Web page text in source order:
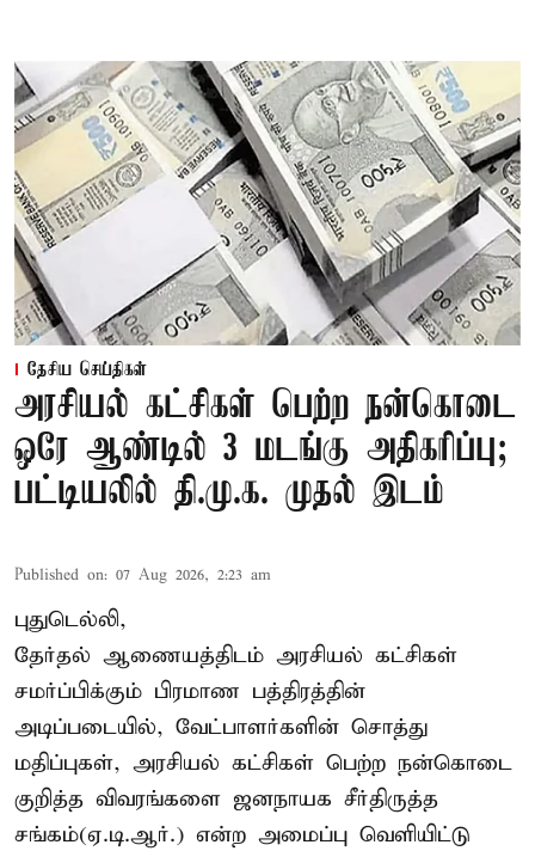
தேசிய செய்திகள்
அரசியல் கட்சிகள் பெற்ற நன்கொடை
ஒரே ஆண்டில் 3 மடங்கு அதிகரிப்பு;
பட்டியலில் தி.மு.க. முதல் இடம்
Published on: 07 Aug 2026, 2:23 am
புதுடெல்லி,
தேர்தல் ஆணையத்திடம் அரசியல் கட்சிகள்
சமர்ப்பிக்கும் பிரமாண பத்திரத்தின்
அடிப்படையில், வேட்பாளர்களின் சொத்து
மதிப்புகள், அரசியல் கட்சிகள் பெற்ற நன்கொடை
குறித்த விவரங்களை ஜனநாயக சீர்திருத்த
சங்கம்(ஏ.டி.ஆர்.) என்ற அமைப்பு வெளியிட்டு